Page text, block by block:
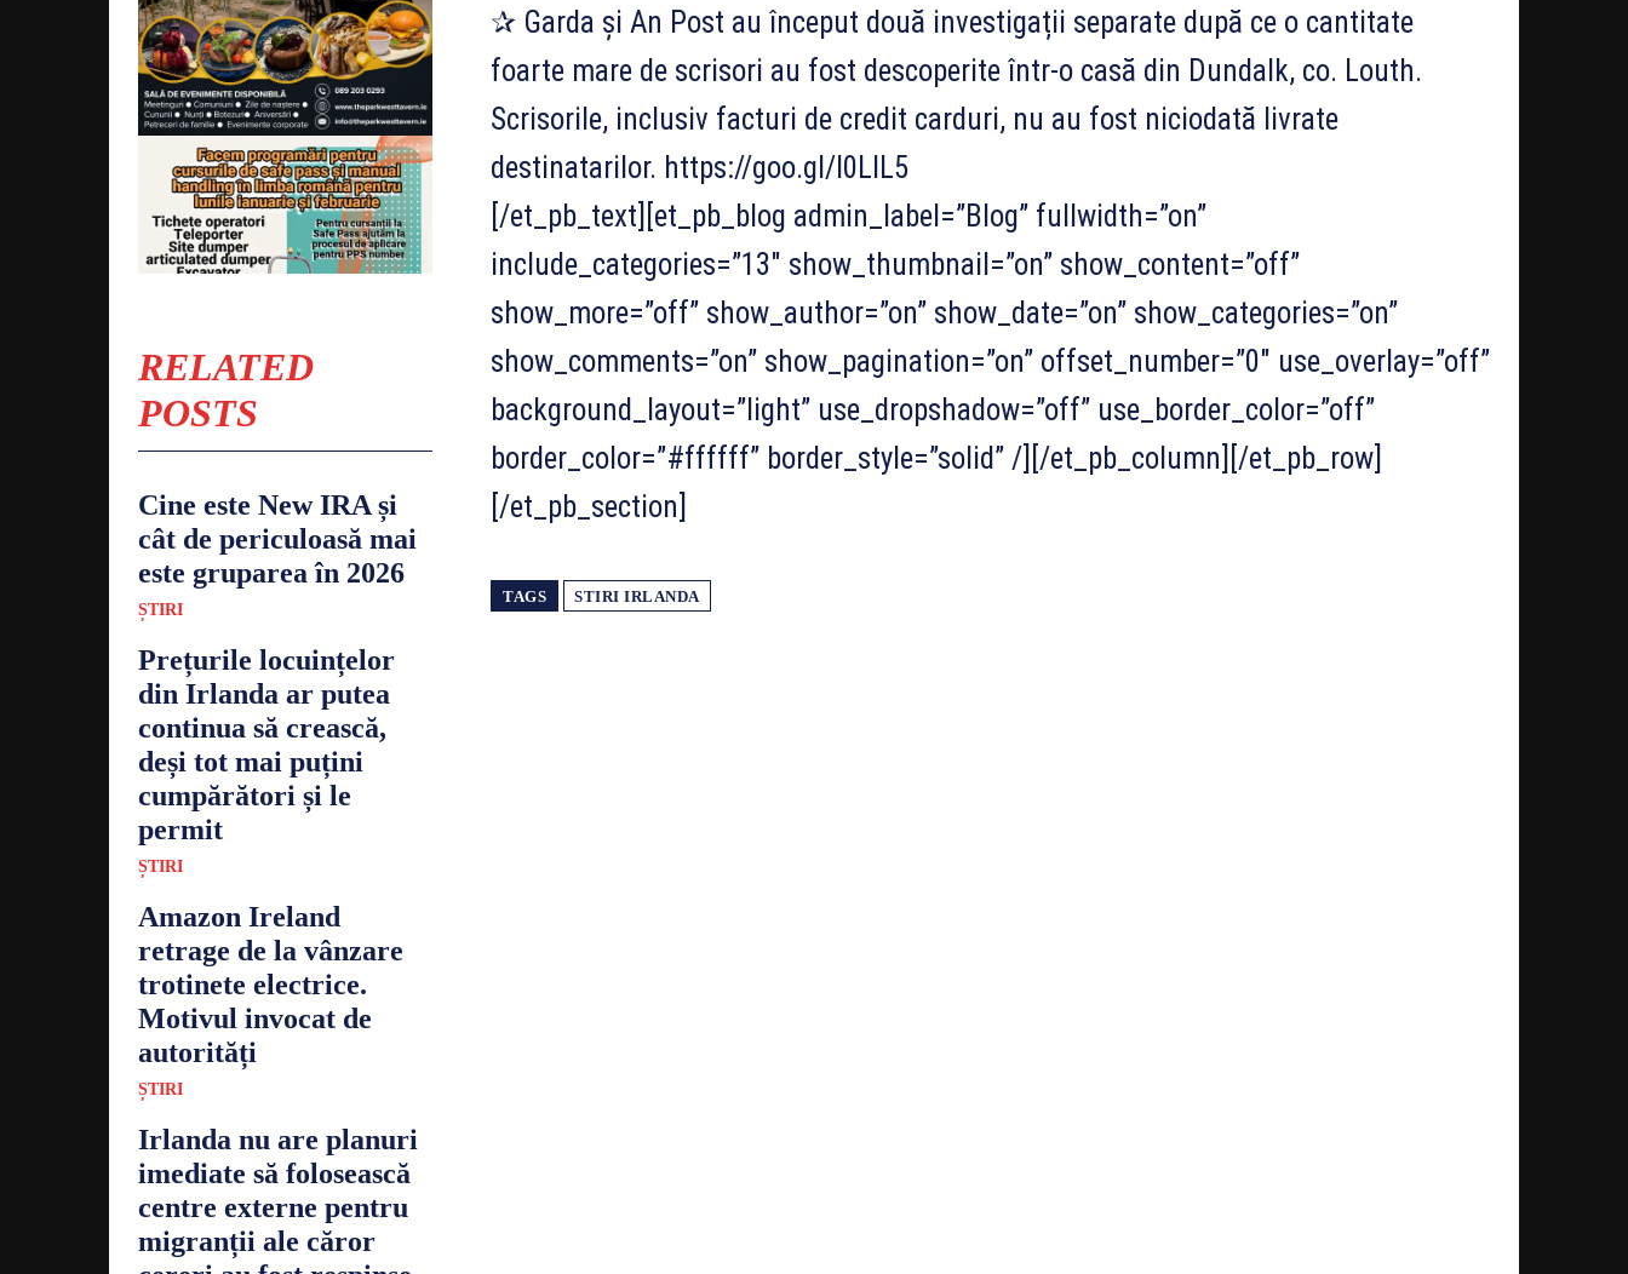
RELATED
POSTS
Cine este New IRA și
cât de periculoasă mai
este gruparea în 2026
ȘTIRI
Prețurile locuințelor
din Irlanda ar putea
continua să crească,
deși tot mai puțini
cumpărători și le
permit
ȘTIRI
Amazon Ireland
retrage de la vânzare
trotinete electrice.
Motivul invocat de
autorități
ȘTIRI
Irlanda nu are planuri
imediate să folosească
centre externe pentru
migranții ale căror
✰ Garda și An Post au început două investigații separate după ce o cantitate
foarte mare de scrisori au fost descoperite într-o casă din Dundalk, co. Louth.
Scrisorile, inclusiv facturi de credit carduri, nu au fost niciodată livrate
destinatarilor. https://goo.gl/l0LlL5
[/et_pb_text][et_pb_blog admin_label=”Blog” fullwidth=”on”
include_categories=”13″ show_thumbnail=”on” show_content=”off”
show_more=”off” show_author=”on” show_date=”on” show_categories=”on”
show_comments=”on” show_pagination=”on” offset_number=”0″ use_overlay=”off”
background_layout=”light” use_dropshadow=”off” use_border_color=”off”
border_color=”#ffffff” border_style=”solid” /][/et_pb_column][/et_pb_row]
[/et_pb_section]
TAGS STIRI IRLANDA